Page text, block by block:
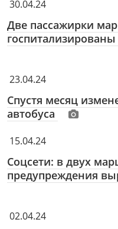
30.04.24
Две пассажирки
23.04.24
Спустя месяц
автобуса
15.04.24
Соцсети: в двух
предупреждения
02.04.24